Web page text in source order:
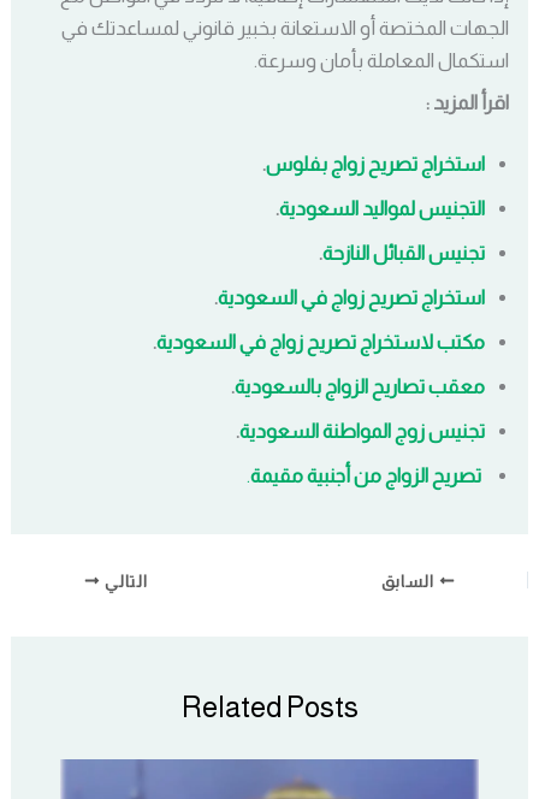
الجهات المختصة أو الاستعانة بخبير قانوني لمساعدتك في
استكمال المعاملة بأمان وسرعة.
اقرأ المزيد :
استخراج تصريح زواج بفلوس.
التجنيس لمواليد السعودية.
تجنيس القبائل النازحة.
استخراج تصريح زواج في السعودية.
مكتب لاستخراج تصريح زواج في السعودية.
معقب تصاريح الزواج بالسعودية.
تجنيس زوج المواطنة السعودية.
تصريح الزواج من أجنبية مقيمة.
السابق التالي
Related Posts